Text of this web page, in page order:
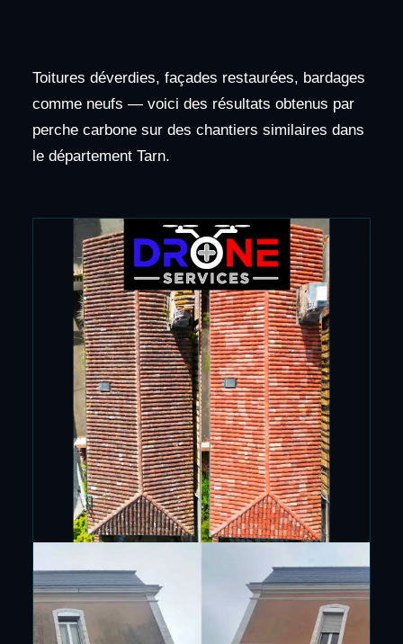
Toitures déverdies, façades restaurées, bardages
comme neufs — voici des résultats obtenus par
perche carbone sur des chantiers similaires dans
le département Tarn.